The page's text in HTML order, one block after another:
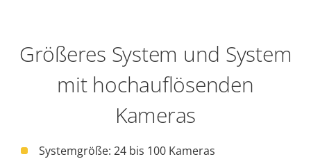
Größeres System und System
mit hochauflösenden
Kameras
Systemgröße: 24 bis 100 Kameras